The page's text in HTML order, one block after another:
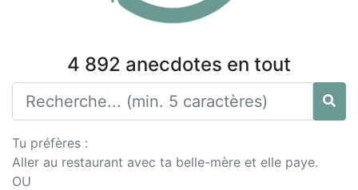
4 892 anecdotes en tout
Tu préfères :
Aller au restaurant avec ta belle-mère et elle paye.
OU